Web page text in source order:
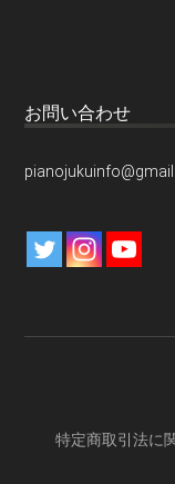
お問い合わせ
特定商取引法に